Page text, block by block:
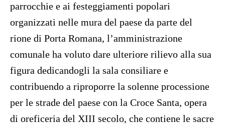
parrocchie e ai festeggiamenti popolari
organizzati nelle mura del paese da parte del
rione di Porta Romana, l’amministrazione
comunale ha voluto dare ulteriore rilievo alla sua
figura dedicandogli la sala consiliare e
contribuendo a riproporre la solenne processione
per le strade del paese con la Croce Santa, opera
di oreficeria del XIII secolo, che contiene le sacre